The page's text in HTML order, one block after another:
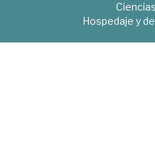
Hospedaje y